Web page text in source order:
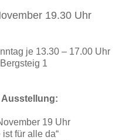
19.30 Uhr
je 13.30 – 17.00 Uhr
1
Ausstellung:
19 Uhr
ist für alle da“